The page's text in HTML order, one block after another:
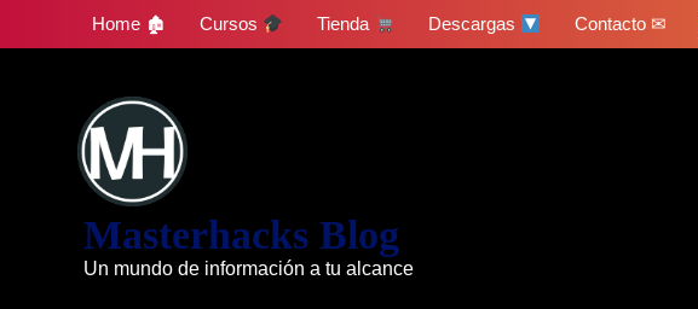
Home 🏚 Cursos Tienda Descargas Contacto ✉
Masterhacks Blog
Un mundo de información a tu alcance